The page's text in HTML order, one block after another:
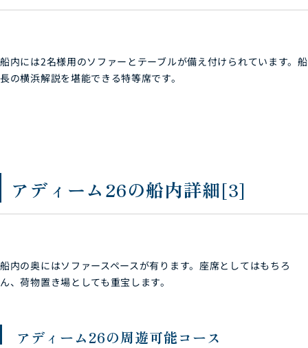
船内には2名様用のソファーとテーブルが備え付けられています。船
長の横浜解説を堪能できる特等席です。
アディーム26の船内詳細[3]
船内の奥にはソファースペースが有ります。座席としてはもちろ
ん、荷物置き場としても重宝します。
アディーム26の周遊可能コース